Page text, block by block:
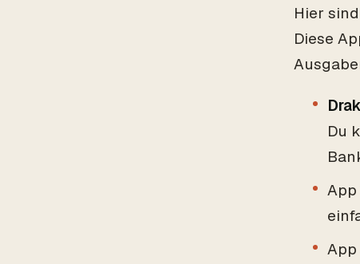
Hier
Diese
Du